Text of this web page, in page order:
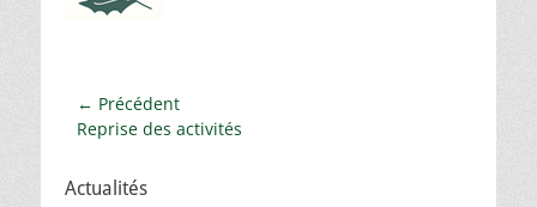
Navigation
de
← Précédent
Article
Reprise des activités
Actualités